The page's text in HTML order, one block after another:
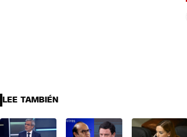
LEE TAMBIÉN